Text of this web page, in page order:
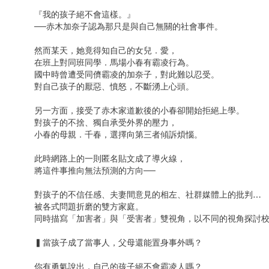
『我的孩子絕不會這樣。』
──赤木加奈子認為那只是與自己無關的社會事件。
然而某天，她竟得知自己的女兒．愛，
在班上對同班同學．馬場小春有霸凌行為。
國中時曾遭受同儕霸凌的加奈子，對此難以忍受。
對自己孩子的厭惡、憤怒，不斷湧上心頭。
另一方面，接受了赤木家道歉後的小春卻開始拒絕上學。
對孩子的不捨、獨自承受外界的壓力，
小春的母親．千春，選擇向第三者傾訴煩惱。
此時網路上的一則匿名貼文成了導火線，
將這件事推向無法預測的方向──
對孩子的不信任感、夫妻間意見的相左、社群媒體上的批判…
被各式問題折磨的雙方家庭。
同時描寫「加害者」與「受害者」雙視角，以不同的視角探討校
▍當孩子成了當事人，父母還能置身事外嗎？
你有勇氣說出，自己的孩子絕不會霸凌人嗎？